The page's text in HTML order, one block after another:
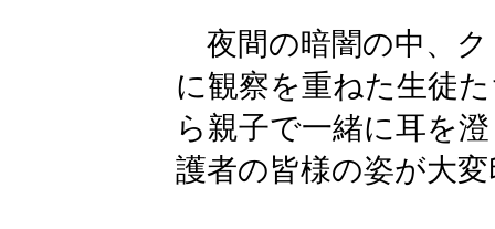
夜間の暗闇の中、
に観察を重ねた生徒
ら親子で一緒に耳を
護者の皆様の姿が大